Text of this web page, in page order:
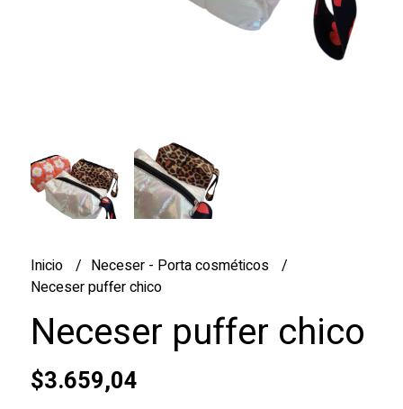
Inicio
Neceser - Porta cosméticos
Neceser puffer chico
Neceser puffer chico
$3.659,04